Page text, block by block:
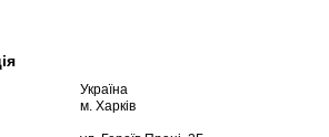
Україна
м. Харків